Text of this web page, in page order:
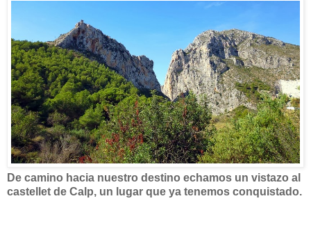
De camino hacia nuestro destino echamos un vistazo al
castellet de Calp, un lugar que ya tenemos conquistado.